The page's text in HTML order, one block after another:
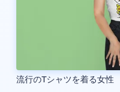
流行のTシャツを着る女性